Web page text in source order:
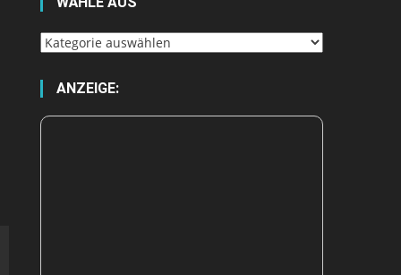
Wähle
ANZEIGE: